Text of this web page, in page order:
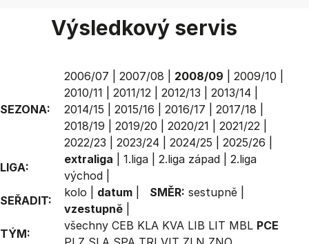
Výsledkový servis
SEZONA:
2006/07 2007/08 2008/09 2009/10
2010/11
2011/12 2012/13 2013/14
2014/15
2015/16 2016/17 2017/18
2018/19
2019/20 2020/21 2021/22
2022/23
2023/24 2024/25 2025/26
LIGA:
extraliga 1.liga 2.liga západ
2.liga
východ
SEŘADIT:
kolo datum SMĚR: sestupně
vzestupně
TÝM:
všechny CEB KLA KVA LIB LIT MBL PCE